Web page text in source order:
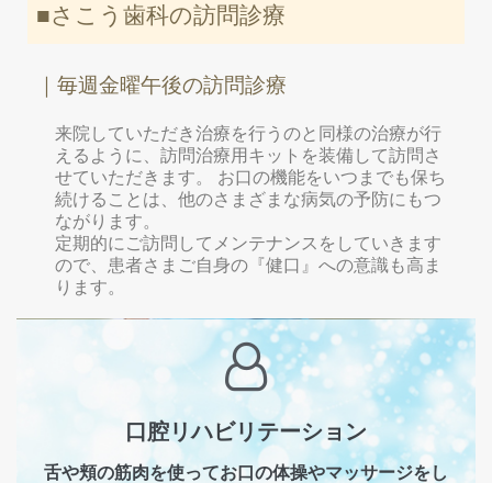
■さこう歯科の訪問診療
｜毎週金曜午後の訪問診療
来院していただき治療を行うのと同様の治療が行
えるように、訪問治療用キットを装備して訪問さ
せていただきます。 お口の機能をいつまでも保ち
続けることは、他のさまざまな病気の予防にもつ
ながります。
定期的にご訪問してメンテナンスをしていきます
ので、患者さまご自身の『健口』への意識も高ま
ります。
口腔リハビリテーション
舌や頬の筋肉を使ってお口の体操やマッサージをし